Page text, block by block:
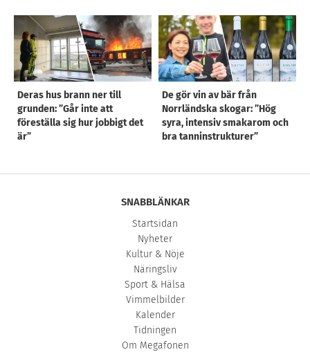
Deras hus brann ner till
grunden: ”Går inte att
föreställa sig hur jobbigt det
är”
De gör vin av bär från
Norrländska skogar: ”Hög
syra, intensiv smakarom och
bra tanninstrukturer”
SNABBLÄNKAR
Startsidan
Nyheter
Kultur & Nöje
Näringsliv
Sport & Hälsa
Vimmelbilder
Kalender
Tidningen
Om Megafonen